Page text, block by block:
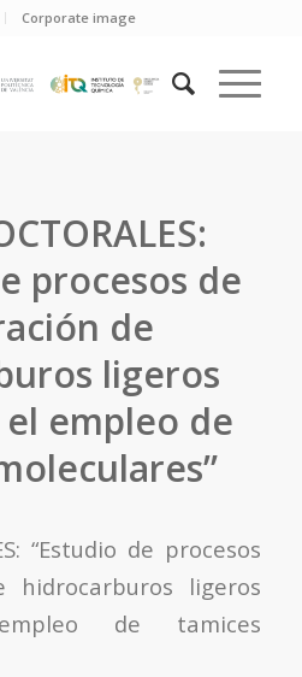
Corporate image
procesos de
de
ligeros
empleo de
“Estudio de procesos
hidrocarburos ligeros
de tamices